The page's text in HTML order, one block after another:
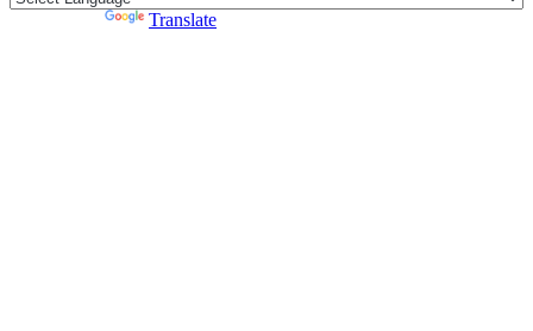
Translate